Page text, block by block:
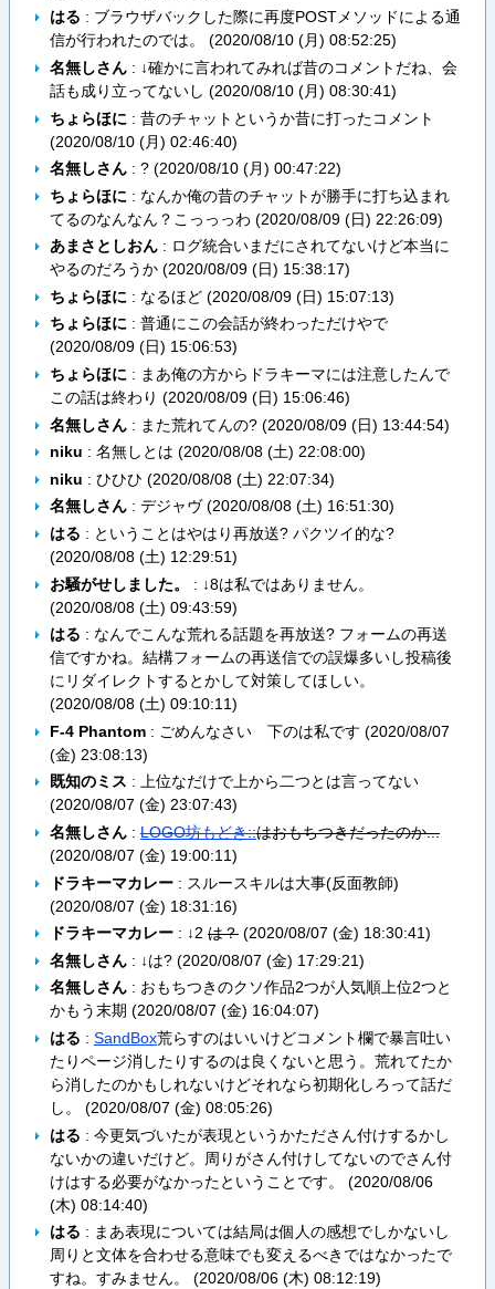
はる : ブラウザバックした際に再度POSTメソッドによる通
信が行われたのでは。 (2020/08/10 (月) 08:52:25)
名無しさん: ↓確かに言われてみれば昔のコメントだね、会
話も成り立ってないし (2020/08/10 (月) 08:30:41)
ちょらほに : 昔のチャットというか昔に打ったコメント
(2020/08/10 (月) 02:46:40)
名無しさん: ? (2020/08/10 (月) 00:47:22)
ちょらほに : なんか俺の昔のチャットが勝手に打ち込まれ
てるのなんなん？こっっっわ (2020/08/09 (日) 22:26:09)
あまさとしおん: ログ統合いまだにされてないけど本当に
やるのだろうか (2020/08/09 (日) 15:38:17)
ちょらほに : なるほど (2020/08/09 (日) 15:07:13)
ちょらほに: 普通にこの会話が終わっただけやで
(2020/08/09 (日) 15:06:53)
ちょらほに : まあ俺の方からドラキーマには注意したんで
この話は終わり (2020/08/09 (日) 15:06:46)
名無しさん: また荒れてんの? (2020/08/09 (日) 13:44:54)
niku : 名無しとは (2020/08/08 (土) 22:08:00)
niku : ひひひ (2020/08/08 (土) 22:07:34)
名無しさん: デジャヴ (2020/08/08 (土) 16:51:30)
はる : ということはやはり再放送? パクツイ的な?
(2020/08/08 (土) 12:29:51)
お騒がせしました。
: ↓8は私ではありません。
(2020/08/08 (土) 09:43:59)
はる : なんでこんな荒れる話題を再放送? フォームの再送
信ですかね。結構フォームの再送信での誤爆多いし投稿後
にリダイレクトするとかして対策してほしい。
(2020/08/08 (土) 09:10:11)
F-4 Phantom : ごめんなさい 下のは私です (2020/08/07
(金) 23:08:13)
既知のミス : 上位なだけで上から二つとは言ってない
(2020/08/07 (金) 23:07:43)
名無しさん: LOGO坊もどき::はおもちつきだったのか...
(2020/08/07 (金) 19:00:11)
ドラキーマカレー: スルースキルは大事(反面教師)
(2020/08/07 (金) 18:31:16)
ドラキーマカレー: ↓2 は？(2020/08/07 (金) 18:30:41)
名無しさん: ↓は? (2020/08/07 (金) 17:29:21)
名無しさん: おもちつきのクソ作品2つが人気順上位2つと
かもう末期 (2020/08/07 (金) 16:04:07)
はる : SandBox荒らすのはいいけどコメント欄で暴言吐い
たりページ消したりするのは良くないと思う。荒れてたか
ら消したのかもしれないけどそれなら初期化しろって話だ
し。 (2020/08/07 (金) 08:05:26)
はる : 今更気づいたが表現というかたださん付けするかし
ないかの違いだけど。周りがさん付けしてないのでさん付
けはする必要がなかったということです。 (2020/08/06
(木) 08:14:40)
はる : まあ表現については結局は個人の感想でしかないし
周りと文体を合わせる意味でも変えるべきではなかったで
すね。すみません。 (2020/08/06 (木) 08:12:19)